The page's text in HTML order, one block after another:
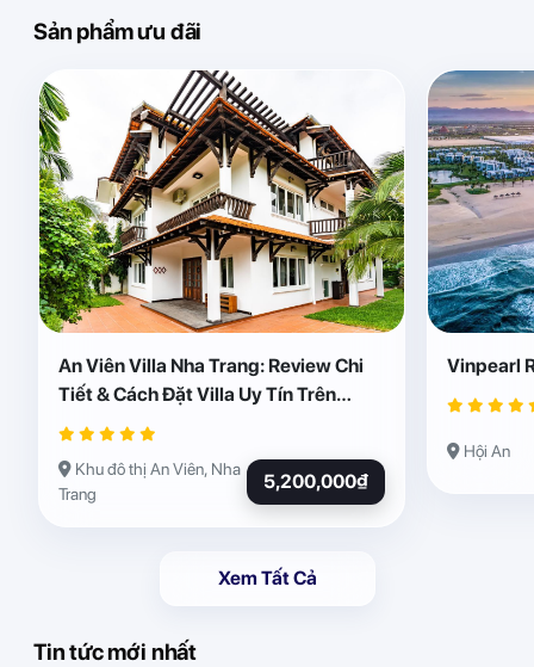
Sản phẩm ưu đãi
An Viên Villa Nha Trang: Review Chi
Tiết & Cách Đặt Villa Uy Tín Trên
Abogo
Khu đô thị An Viên, Nha
Trang
5,200,000₫
Vinpearl
Hội An
Xem Tất Cả
Tin tức mới nhất